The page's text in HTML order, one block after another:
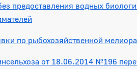
предоставления водных
по рыбохозяйственной
от 18.06.2014 №196